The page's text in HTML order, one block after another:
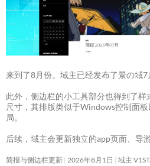
来到了8月份。域主已经发布了景の域7
此外，侧边栏的小工具部分也得到了
尺寸，其排版类似于Windows控制面
局。
后续，域主会更新独立的app页面、导
简报与侧边栏更新 2026年8月1日 域主